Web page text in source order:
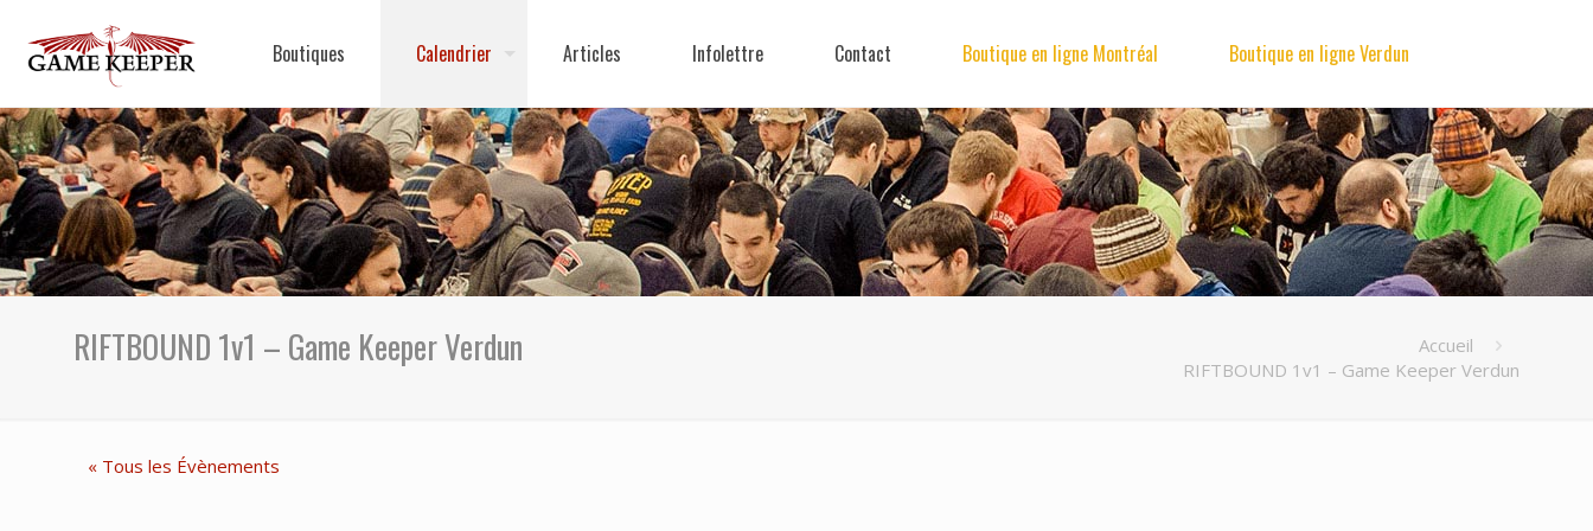
Boutiques Calendrier Articles Infolettre Contact Boutique en ligne Montréal Boutique en ligne Verdun
RIFTBOUND 1v1 – Game Keeper Verdun
Accueil
RIFTBOUND 1v1 – Game Keeper Verdun
« Tous les Évènements